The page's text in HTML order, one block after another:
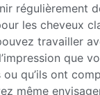
régulièrement
les cheveux
travailler
que
qu’ils ont
même